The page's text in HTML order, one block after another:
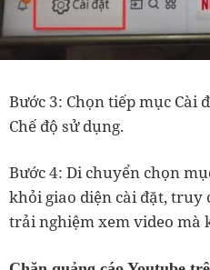
Bước 3: Chọn tiếp mục Cài
Chế độ sử dụng.
Bước 4: Di chuyển chọn
khỏi giao diện cài đặt, truy
trải nghiệm xem video mà